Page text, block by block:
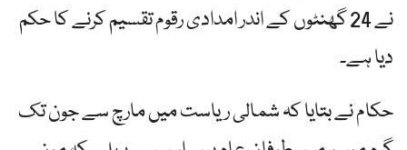
نے 24 گھنٹوں کے اندر امدادی رقوم تقسیم کرنے کا حکم
دیا ہے۔
حکام نے بتایا کہ شمالی ریاست میں مارچ سے جون تک